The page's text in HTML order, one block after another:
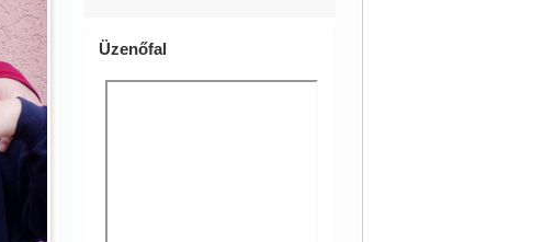
Üzenőfal